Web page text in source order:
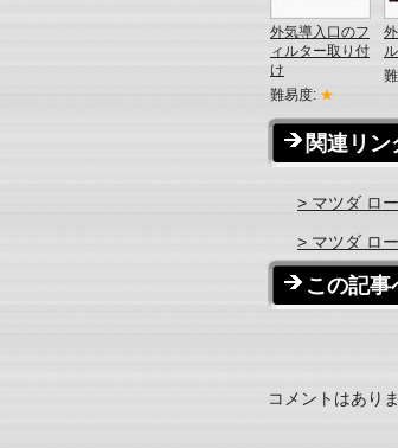
外気導入口のフ
ィルター取り付
け
難易度: ★
関連リン
> マツダ ロ
> マツダ ロ
この記事
コメントはありま